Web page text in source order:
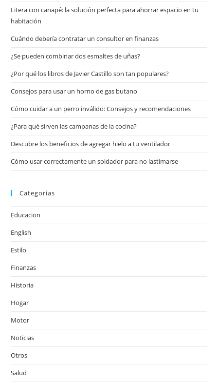
Litera con canapé: la solución perfecta para ahorrar espacio en tu
habitación
Cuándo debería contratar un consultor en finanzas
¿Se pueden combinar dos esmaltes de uñas?
¿Por qué los libros de Javier Castillo son tan populares?
Consejos para usar un horno de gas butano
Cómo cuidar a un perro inválido: Consejos y recomendaciones
¿Para qué sirven las campanas de la cocina?
Descubre los beneficios de agregar hielo a tu ventilador
Cómo usar correctamente un soldador para no lastimarse
Categorías
Educacion
English
Estilo
Finanzas
Historia
Hogar
Motor
Noticias
Otros
Salud